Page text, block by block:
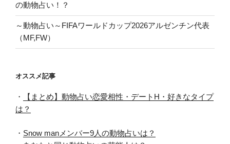
の動物占い！？
～動物占い～FIFAワールドカップ2026アルゼンチン代表
（MF,FW）
オススメ記事
・
【まとめ】動物占い恋愛相性・デートH・好きなタイプ
は？
・ Snow manメンバー9人の動物占いは？